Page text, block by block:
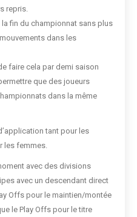
repris.
la fin du championnat sans plus
dans les
faire cela par demi saison
que des joueurs
dans la même
tant pour les
les femmes.
avec des divisions
avec un descendant direct
Offs pour le maintien/montée
le Play Offs pour le titre